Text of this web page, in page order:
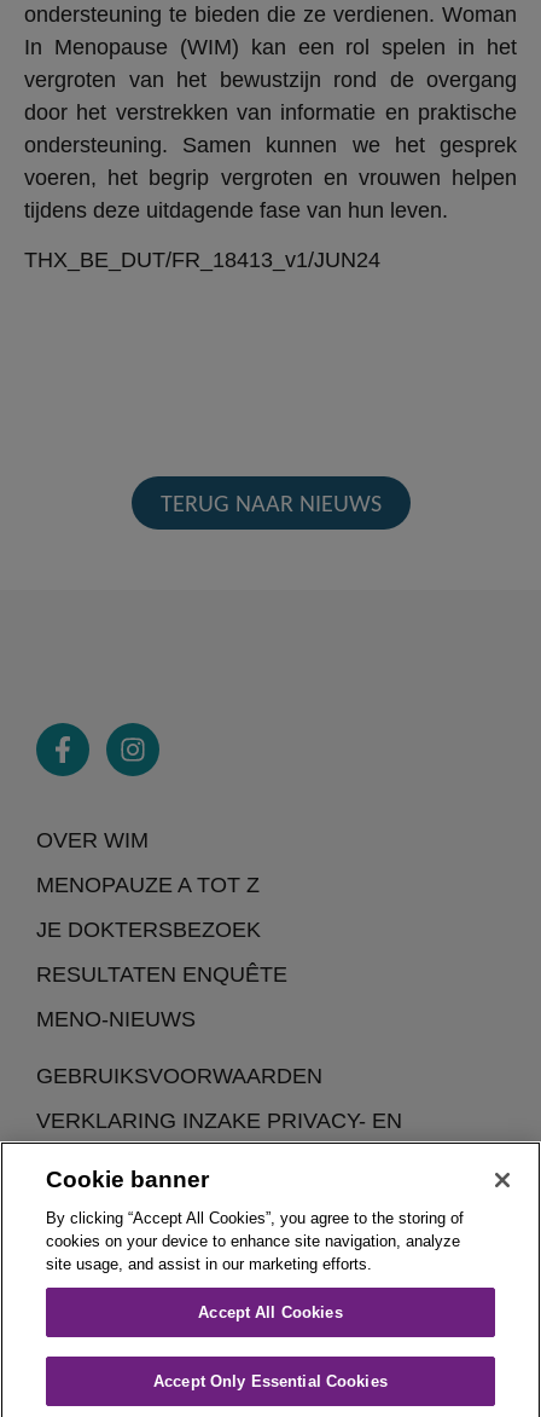
ondersteuning te bieden die ze verdienen. Woman
In Menopause (WIM) kan een rol spelen in het
vergroten van het bewustzijn rond de overgang
door het verstrekken van informatie en praktische
ondersteuning. Samen kunnen we het gesprek
voeren, het begrip vergroten en vrouwen helpen
tijdens deze uitdagende fase van hun leven.
THX_BE_DUT/FR_18413_v1/JUN24
TERUG NAAR NIEUWS
OVER WIM
MENOPAUZE A TOT Z
JE DOKTERSBEZOEK
RESULTATEN ENQUÊTE
MENO-NIEUWS
GEBRUIKSVOORWAARDEN
VERKLARING INZAKE PRIVACY- EN
Woman In Menopause (WIM) is een initiatief van Theramex
België.
Cookie banner
By clicking “Accept All Cookies”, you agree to the storing of
cookies on your device to enhance site navigation, analyze
site usage, and assist in our marketing efforts.
Accept All Cookies
Accept Only Essential Cookies